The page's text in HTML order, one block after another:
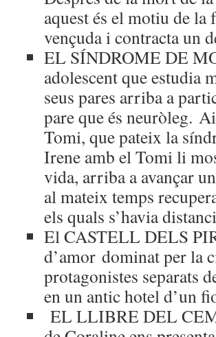
aquest és el motiu de la
vençuda i contracta un
EL SÍNDROME DE
adolescent que estudia
seus pares arriba a
pare que és neuròleg.
Tomi, que pateix la
Irene amb el Tomi li
vida, arriba a avançar
al mateix temps
els quals s’havia
El CASTELL DELS
d’amor dominat per la
protagonistes separats
en un antic hotel d’un
EL LLIBRE DEL